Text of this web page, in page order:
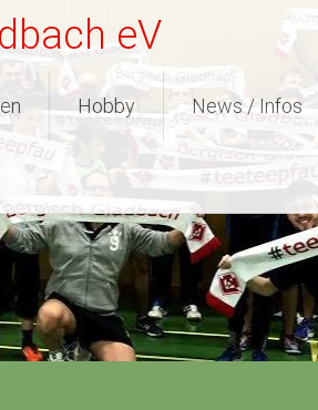
eV
Hobby News / Infos